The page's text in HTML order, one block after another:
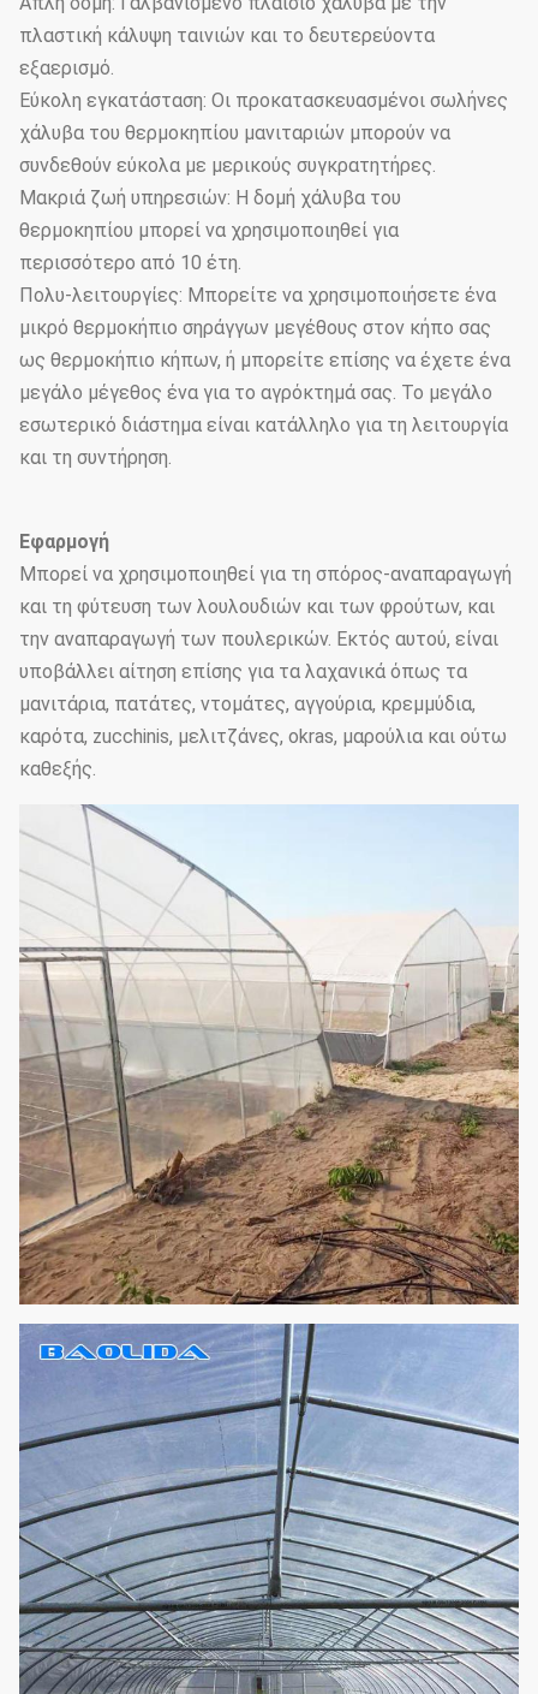
πλαστική κάλυψη ταινιών και το δευτερεύοντα
εξαερισμό.
Εύκολη εγκατάσταση: Οι προκατασκευασμένοι σωλήνες
χάλυβα του θερμοκηπίου μανιταριών μπορούν να
συνδεθούν εύκολα με μερικούς συγκρατητήρες.
Μακριά ζωή υπηρεσιών: Η δομή χάλυβα του
θερμοκηπίου μπορεί να χρησιμοποιηθεί για
περισσότερο από 10 έτη.
Πολυ-λειτουργίες: Μπορείτε να χρησιμοποιήσετε ένα
μικρό θερμοκήπιο σηράγγων μεγέθους στον κήπο σας
ως θερμοκήπιο κήπων, ή μπορείτε επίσης να έχετε ένα
μεγάλο μέγεθος ένα για το αγρόκτημά σας. Το μεγάλο
εσωτερικό διάστημα είναι κατάλληλο για τη λειτουργία
και τη συντήρηση.
Εφαρμογή
Μπορεί να χρησιμοποιηθεί για τη σπόρος-αναπαραγωγή
και τη φύτευση των λουλουδιών και των φρούτων, και
την αναπαραγωγή των πουλερικών. Εκτός αυτού, είναι
υποβάλλει αίτηση επίσης για τα λαχανικά όπως τα
μανιτάρια, πατάτες, ντομάτες, αγγούρια, κρεμμύδια,
καρότα, zucchinis, μελιτζάνες, okras, μαρούλια και ούτω
καθεξής.